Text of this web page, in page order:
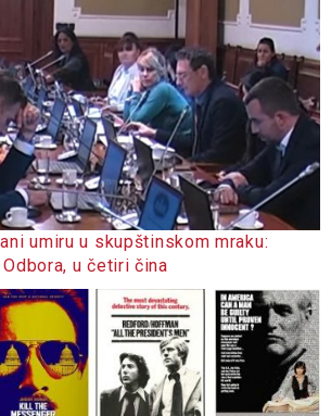
umiru u skupštinskom mraku:
u četiri čina